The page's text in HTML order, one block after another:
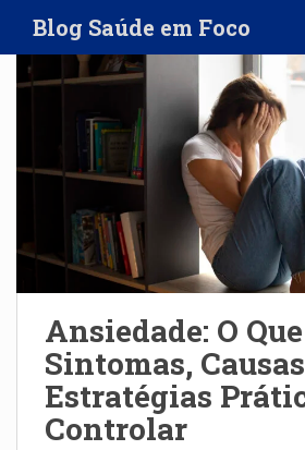
i
Blog Saúde em Foco
Ansiedade: O
Sintomas,
Estratégias
Controlar